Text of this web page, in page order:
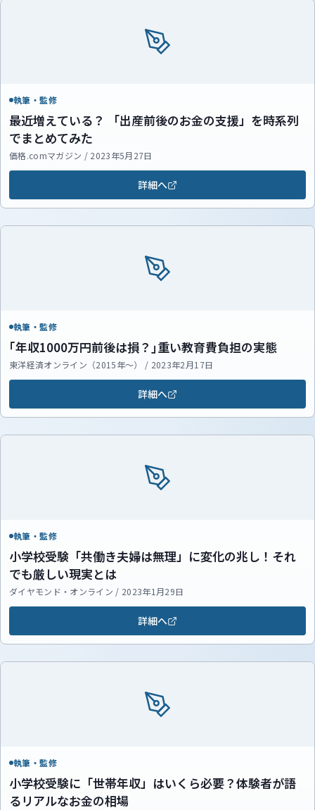
執筆・監修
最近増えている？ 「出産前後のお金の支援」を時系列
でまとめてみた
価格.comマガジン / 2023年5月27日
詳細へ
執筆・監修
｢年収1000万円前後は損？｣重い教育費負担の実態
東洋経済オンライン（2015年～） / 2023年2月17日
詳細へ
執筆・監修
小学校受験「共働き夫婦は無理」に変化の兆し！それ
でも厳しい現実とは
ダイヤモンド・オンライン / 2023年1月29日
詳細へ
執筆・監修
小学校受験に「世帯年収」はいくら必要？体験者が語
るリアルなお金の相場